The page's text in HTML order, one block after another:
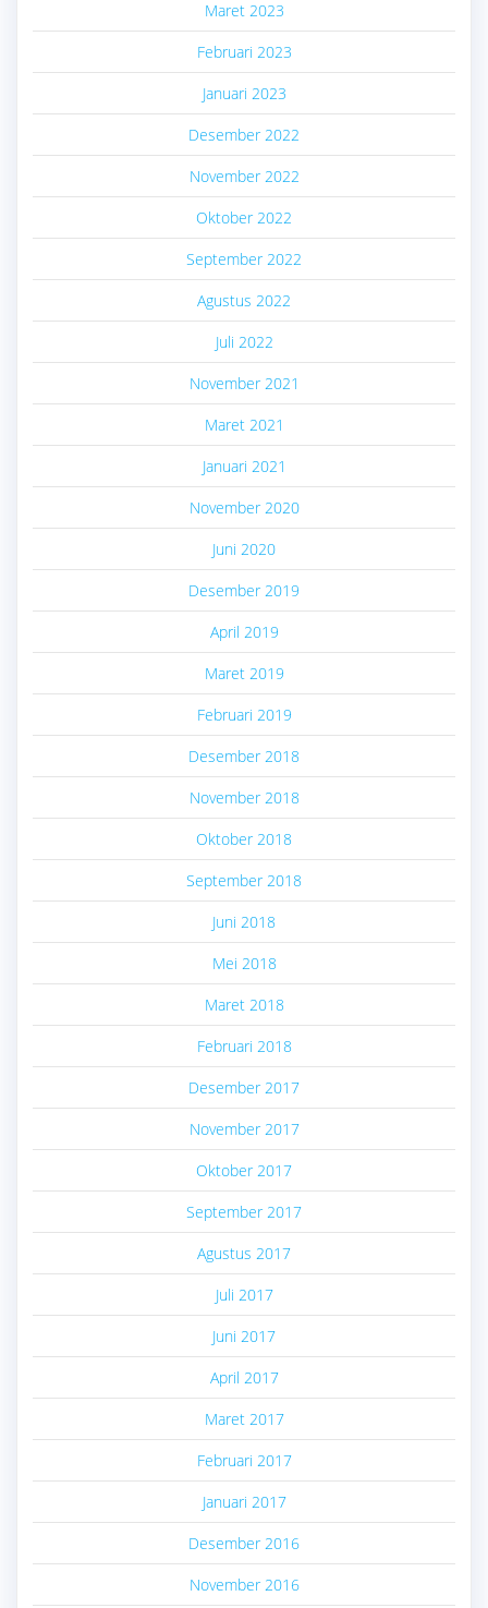
Maret 2023
Februari 2023
Januari 2023
Desember 2022
November 2022
Oktober 2022
September 2022
Agustus 2022
Juli 2022
November 2021
Maret 2021
Januari 2021
November 2020
Juni 2020
Desember 2019
April 2019
Maret 2019
Februari 2019
Desember 2018
November 2018
Oktober 2018
September 2018
Juni 2018
Mei 2018
Maret 2018
Februari 2018
Desember 2017
November 2017
Oktober 2017
September 2017
Agustus 2017
Juli 2017
Juni 2017
April 2017
Maret 2017
Februari 2017
Januari 2017
Desember 2016
November 2016